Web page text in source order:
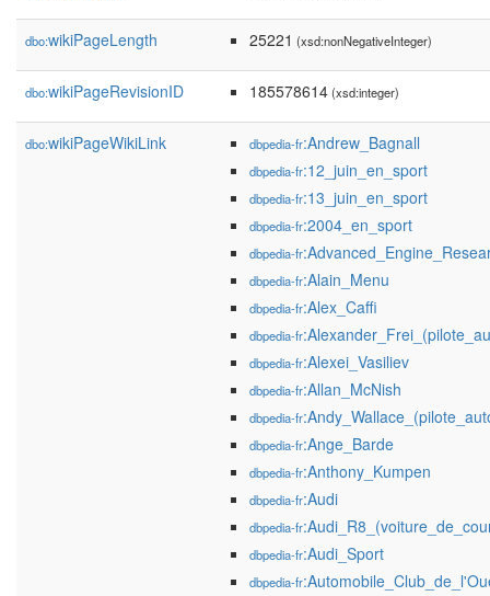
dbo:wikiPageLength 25221 (xsd:nonNegativeInteger)
dbo:wikiPageRevisionID 185578614(xsd:integer)
dbo:wikiPageWikiLink dbpedia-fr:Andrew_Bagnall
dbpedia-fr:12_juin_en_sport
dbpedia-fr:13_juin_en_sport
dbpedia-fr:2004_en_sport
dbpedia-fr
dbpedia-fr:Alain_Menu
dbpedia-fr:Alex_Caffi
dbpedia-fr
dbpedia-fr:Alexei_Vasiliev
dbpedia-fr:Allan_McNish
dbpedia-fr
dbpedia-fr:Ange_Barde
dbpedia-fr:Anthony_Kumpen
dbpedia-fr:Audi
dbpedia-fr
dbpedia-fr:Audi_Sport
dbpedia-fr